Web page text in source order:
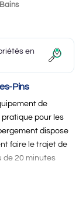
en
Pins
de
pour les
dispose
faire le trajet de
de 20 minutes
à proximité,